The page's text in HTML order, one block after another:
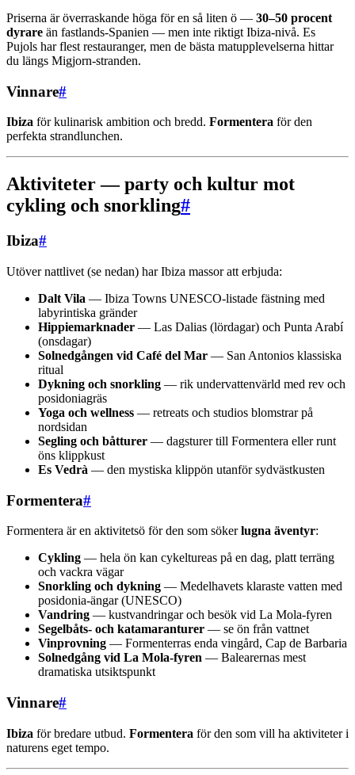
Priserna är överraskande höga för en så liten ö — 30–50 procent
dyrare än fastlands-Spanien — men inte riktigt Ibiza-nivå. Es
Pujols har flest restauranger, men de bästa matupplevelserna hittar
du längs Migjorn-stranden.
Vinnare#
Ibiza för kulinarisk ambition och bredd. Formentera för den
perfekta strandlunchen.
Aktiviteter — party och kultur mot
cykling och snorkling#
Ibiza#
Utöver nattlivet (se nedan) har Ibiza massor att erbjuda:
Dalt Vila — Ibiza Towns UNESCO-listade fästning med
labyrintiska gränder
Hippiemarknader — Las Dalias (lördagar) och Punta Arabí
(onsdagar)
Solnedgången vid Café del Mar — San Antonios klassiska
ritual
Dykning och snorkling — rik undervattenvärld med rev och
posidoniagräs
Yoga och wellness — retreats och studios blomstrar på
nordsidan
Segling och båtturer — dagsturer till Formentera eller runt
öns klippkust
Es Vedrà — den mystiska klippön utanför sydvästkusten
Formentera#
Formentera är en aktivitetsö för den som sökerlugna äventyr:
Cykling — hela ön kan cykeltureas på en dag, platt terräng
och vackra vägar
Snorkling och dykning — Medelhavets klaraste vatten med
posidonia-ängar (UNESCO)
Vandring — kustvandringar och besök vid La Mola-fyren
Segelbåts- och katamaranturer — se ön från vattnet
Vinprovning — Formenterras enda vingård, Cap de Barbaria
Solnedgång vid La Mola-fyren — Balearernas mest
dramatiska utsiktspunkt
Vinnare#
Ibiza för bredare utbud. Formentera för den som vill ha aktiviteter i
naturens eget tempo.